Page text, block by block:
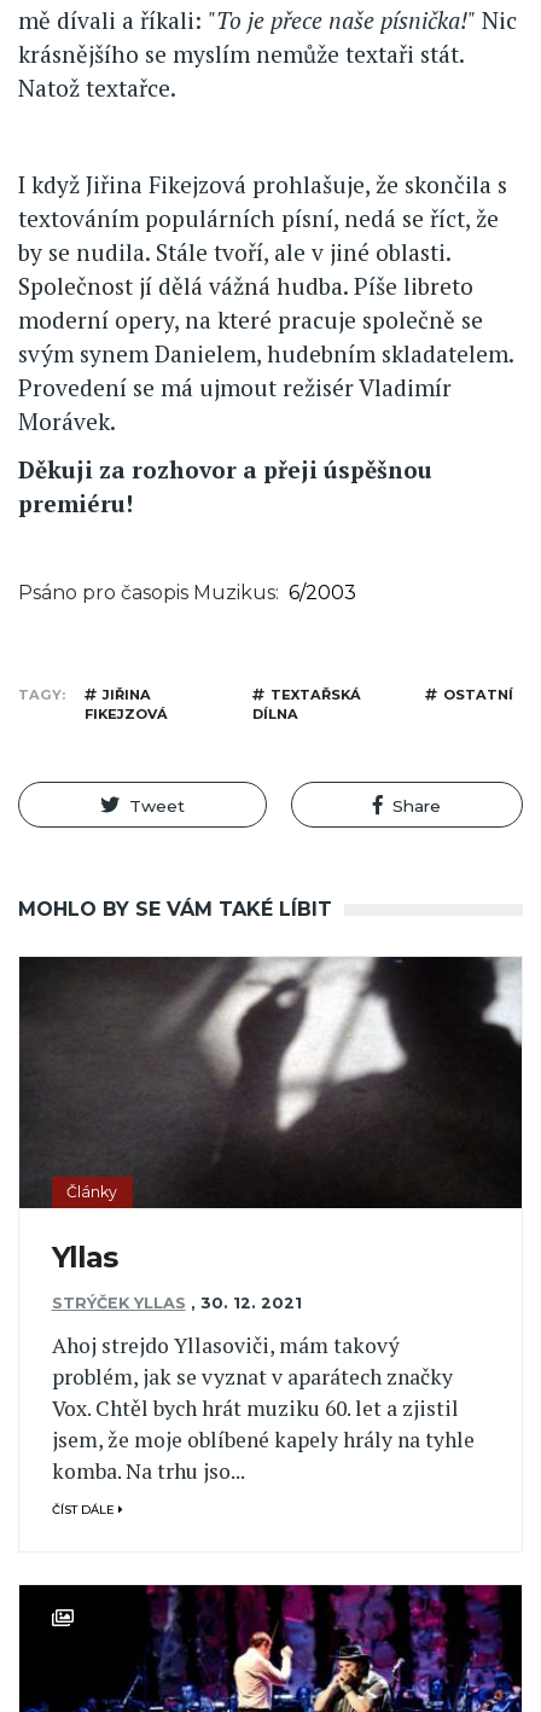
mě dívali a říkali: "To je přece naše písnička!" Nic
krásnějšího se myslím nemůže textaři stát.
Natož textařce.
I když Jiřina Fikejzová prohlašuje, že skončila s
textováním populárních písní, nedá se říct, že
by se nudila. Stále tvoří, ale v jiné oblasti.
Společnost jí dělá vážná hudba. Píše libreto
moderní opery, na které pracuje společně se
svým synem Danielem, hudebním skladatelem.
Provedení se má ujmout režisér Vladimír
Morávek.
Děkuji za rozhovor a přeji úspěšnou
premiéru!
Psáno pro časopis Muzikus 6/2003
TAGY
JIŘINA
FIKEJZOVÁ
TEXTAŘSKÁ
DÍLNA
OSTATNÍ
Tweet Share
MOHLO BY SE VÁM TAKÉ LÍBIT
Články
Yllas
STRÝČEK YLLAS , 30. 12. 2021
Ahoj strejdo Yllasoviči, mám takový
problém, jak se vyznat v aparátech značky
Vox. Chtěl bych hrát muziku 60. let a zjistil
jsem, že moje oblíbené kapely hrály na tyhle
komba. Na trhu jso...
ČÍST DÁLE